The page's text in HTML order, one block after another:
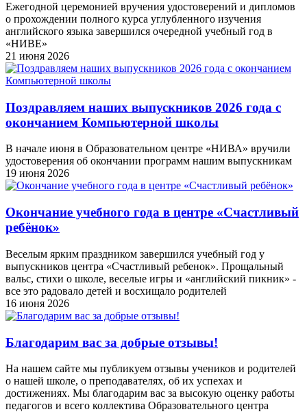
Ежегодной церемонией вручения удостоверений и дипломов
о прохождении полного курса углубленного изучения
английского языка завершился очередной учебный год в
«НИВЕ»
21 июня 2026
Поздравляем наших выпускников 2026 года c
окончанием Компьютерной школы
В начале июня в Образовательном центре «НИВА» вручили
удостоверения об окончании программ нашим выпускникам
19 июня 2026
Окончание учебного года в центре «Счастливый
ребёнок»
Веселым ярким праздником завершился учебный год у
выпускников центра «Счастливый ребенок». Прощальный
вальс, стихи о школе, веселые игры и «английский пикник» -
все это радовало детей и восхищало родителей
16 июня 2026
Благодарим вас за добрые отзывы!
На нашем сайте мы публикуем отзывы учеников и родителей
о нашей школе, о преподавателях, об их успехах и
достижениях. Мы благодарим вас за высокую оценку работы
педагогов и всего коллектива Образовательного центра